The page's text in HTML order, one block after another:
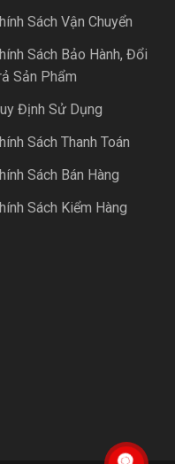
Sách Vận Chuyển
Sách Bảo Hành, Đổi
Sản Phẩm
Định Sử Dụng
Sách Thanh Toán
Sách Bán Hàng
Sách Kiểm Hàng